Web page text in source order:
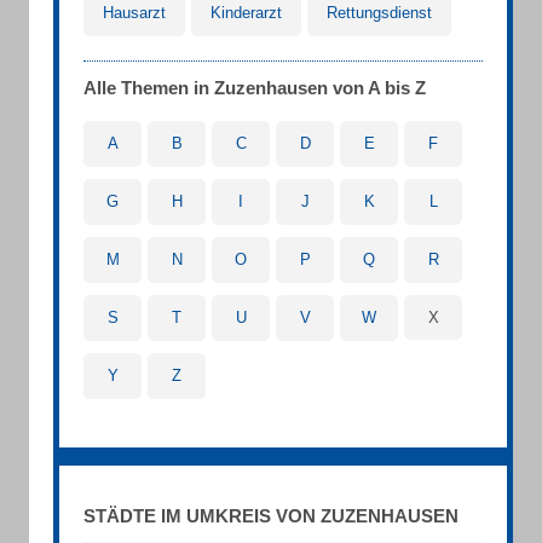
Hausarzt Kinderarzt Rettungsdienst
Alle Themen in Zuzenhausen von A bis Z
A B C D E F
G H J K L
M N O P Q R
S T U V W X
Y Z
STÄDTE IM UMKREIS VON ZUZENHAUSEN